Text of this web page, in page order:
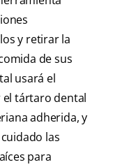
y retirar la
de sus
usará el
tártaro dental
adherida, y
las
para